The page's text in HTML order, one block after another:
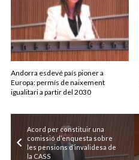
Andorra esdevé país pioner a
Europa: permís de naixement
igualitari a partir del 2030
Acord per constituir una
comissió d’enquesta sobre
les pensions d’invalidesa de
la CASS